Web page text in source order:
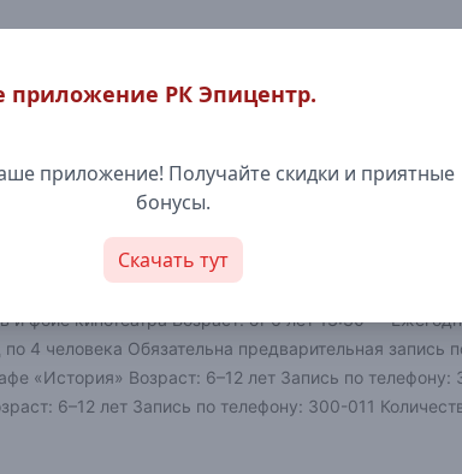
Кинотеатр Боулинг/Бильярд
Дата: 1 июня Время: с 12:00 до 18:00 Место: РК
на большой праздничный день в честь Дня
Программа праздника: 1
фойе кинотеатра Возраст: от 6 лет 13:30 —
4 человека Обязательна предварительная запись
«История» Возраст: 6–12 лет Запись по телефону:
6–12 лет Запись по телефону: 300-011
приложение РК Эпицентр.
приложение! Получайте скидки и приятные
бонусы.
Скачать тут